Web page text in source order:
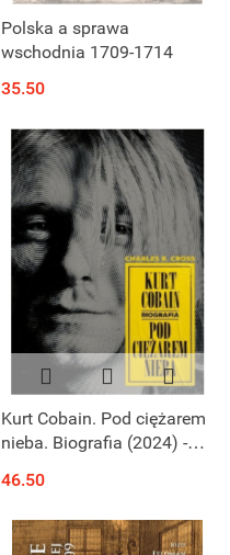
Polska a sprawa
wschodnia 1709-1714
35.50
Kurt Cobain. Pod ciężarem
nieba. Biografia (2024) -
46.50